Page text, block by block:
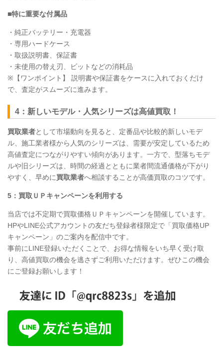
■特に重要な付属品
・純正バッテリー・充電器
・専用ハードケース
・取扱説明書、保証書
・未使用の替え刃、ビットなどの消耗品
※【ワンポイント】 説明書や保証書をケースに入れておくだけ
で、査定がスムーズに進みます。
4：新しいモデル・人気シリーズは高値買取！
買取業者として市場動向を見ると、定番品や比較的新しいモデ
ル、施工業者様から人気のシリーズは、需要が安定しているため
高値査定につながりやすい傾向があります。一方で、型落ちモデ
ルや旧シリーズは、時間の経過とともに業者間流通価格が下がり
やすく、早めに買取業者へ相談することが高価買取のコツです。
5：買取ＵＰキャンペーンを利用する
当店では不定期で買取価格ＵＰキャンペーンを開催しています。
HPやLINE公式アカウントの友だち登録者様限定で「買取価格UP
キャンペーン」のご案内を配信中です。
事前にLINE登録いただくことで、お得な情報をいち早く受け取
り、高値買取の機会を逃さずご利用いただけます。ぜひこの機会
にご登録お願いします！